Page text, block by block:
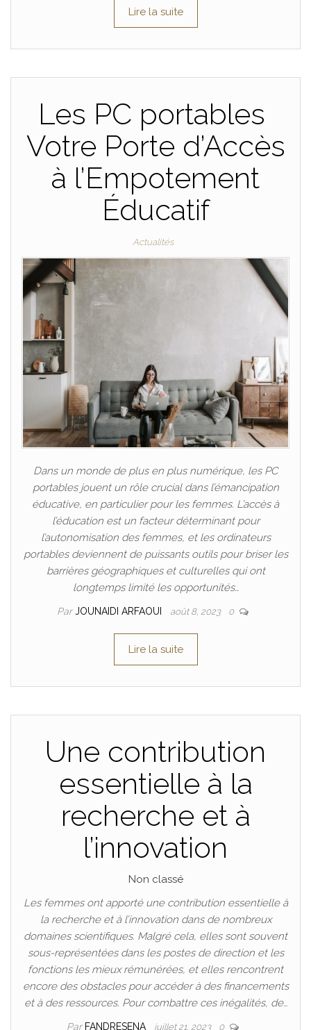
Lire la suite
Les PC portables
Votre Porte d’Accès
à l’Empotement
Éducatif
Actualités
Dans un monde de plus en plus numérique, les PC
portables jouent un rôle crucial dans l’émancipation
éducative, en particulier pour les femmes. L’accès à
l’éducation est un facteur déterminant pour
l’autonomisation des femmes, et les ordinateurs
portables deviennent de puissants outils pour briser les
barrières géographiques et culturelles qui ont
longtemps limité les opportunités…
ParJOUNAIDI ARFAOUI août 8, 2023 0
Lire la suite
Une contribution
essentielle à la
recherche et à
l’innovation
Non classé
Les femmes ont apporté une contribution essentielle à
la recherche et à l’innovation dans de nombreux
domaines scientifiques. Malgré cela, elles sont souvent
sous-représentées dans les postes de direction et les
fonctions les mieux rémunérées, et elles rencontrent
encore des obstacles pour accéder à des financements
et à des ressources. Pour combattre ces inégalités, de…
Par FANDRESENA juillet 21, 2023 0